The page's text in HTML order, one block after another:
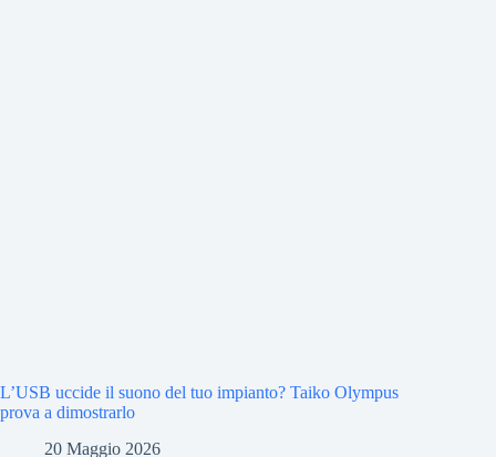
L’USB uccide il suono del tuo impianto? Taiko Olympus
prova a dimostrarlo
20 Maggio 2026